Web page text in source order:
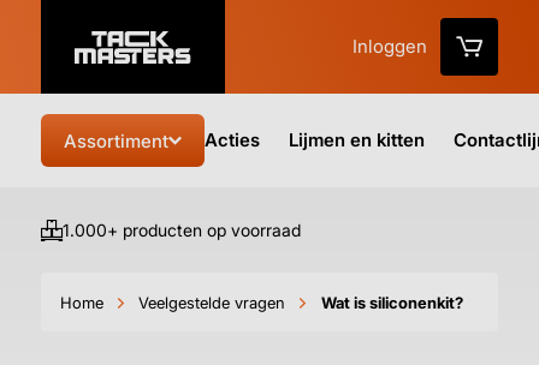
Inloggen
Assortiment Acties Lijmen en kitten
1.000+ producten op voorraad
Home Veelgestelde vragen Wat is siliconenkit?